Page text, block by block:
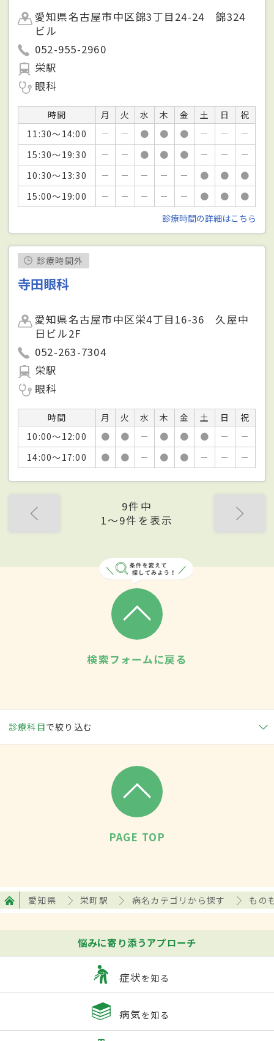
愛知県名古屋市中区錦3丁目24-24 錦324
ビル
052-955-2960
栄駅
眼科
時間 月 火 水 木 金 土 日
祝
11:30～14:00
－ － ● ● ● － －
－
15:30～19:30
－ － ● ● ● － －
－
10:30～13:30
－ － － － － ● ●
●
15:00～19:00
－ － － － － ● ●
●
診療時間の詳細はこちら
診療時間外
寺田眼科
愛知県名古屋市中区栄4丁目16-36 久屋中
日ビル2F
052-263-7304
栄駅
眼科
時間 月 火 水 木 金 土 日
祝
10:00～12:00
● ● － ● ● ● －
－
14:00～17:00
● ● － ● ● － － －
9件中
1〜9件を表示
検索フォームに戻る
診療科目で絞り込む
PAGE TOP
愛知県 栄町駅 病名カテゴリから探す もの
悩みに寄り添うアプローチ
症状を知る
病気を知る